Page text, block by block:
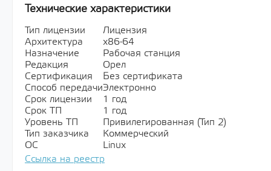
Технические характеристики
Тип лицензии
Лицензия
Архитектура
х86-64
Назначение
Рабочая станция
Редакция
Орел
Сертификация
Без сертификата
Способ передачиЭлектронно
Срок лицензии
1 год
Срок ТП
1 год
Уровень ТП
Привилегированная (Тип 2)
Тип заказчика
Коммерческий
ОС
Linux
Ссылка на реестр